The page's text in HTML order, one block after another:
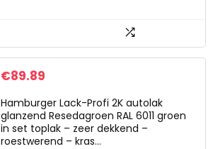
€89.89
Hamburger Lack-Profi 2K autolak
glanzend Resedagroen RAL 6011 groen
in set toplak – zeer dekkend –
roestwerend – kras…